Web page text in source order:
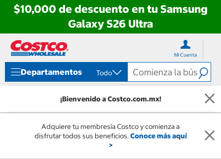
$10,000 de descuento en tu Samsung
Galaxy S26 Ultra
directo
contenido
directo
menú
navegación
Mi Cuenta
Departamentos Todo
¡Bienvenido a Costco.com.mx!
Adquiere tu membresía Costco y comienza a
disfrutar todos sus beneficios.Conoce más aquí
>